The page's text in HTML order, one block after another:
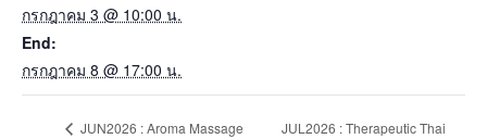
กรกฎาคม 3 @ 10:00 น.
End:
กรกฎาคม 8 @ 17:00 น.
JUN2026 : Aroma Massage
JUL2026 : Therapeutic Thai